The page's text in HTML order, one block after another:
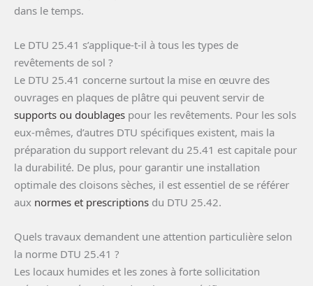
dans le temps.
Le DTU 25.41 s’applique-t-il à tous les types de
revêtements de sol ?
Le DTU 25.41 concerne surtout la mise en œuvre des
ouvrages en plaques de plâtre qui peuvent servir de
supports ou doublages pour les revêtements. Pour les sols
eux-mêmes, d’autres DTU spécifiques existent, mais la
préparation du support relevant du 25.41 est capitale pour
la durabilité. De plus, pour garantir une installation
optimale des cloisons sèches, il est essentiel de se référer
aux normes et prescriptions du DTU 25.42.
Quels travaux demandent une attention particulière selon
la norme DTU 25.41 ?
Les locaux humides et les zones à forte sollicitation